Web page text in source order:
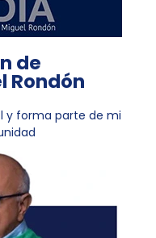
de
Rondón
y forma parte de mi